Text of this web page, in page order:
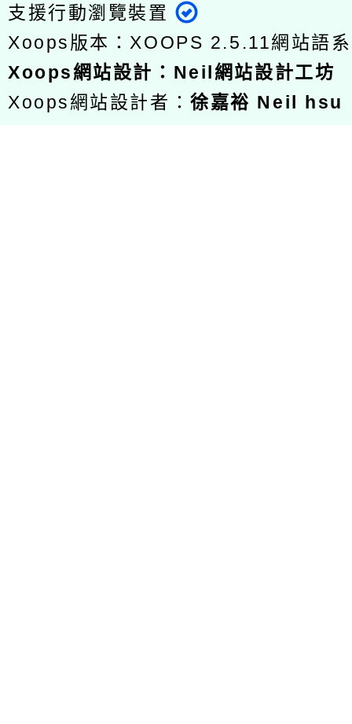
支援行動瀏覽裝置
Xoops版本： XOOPS 2.5.11網站語
Xoops網站設計 ： Neil網站設計工坊
Xoops網站設計者：徐嘉裕 Neil hsu